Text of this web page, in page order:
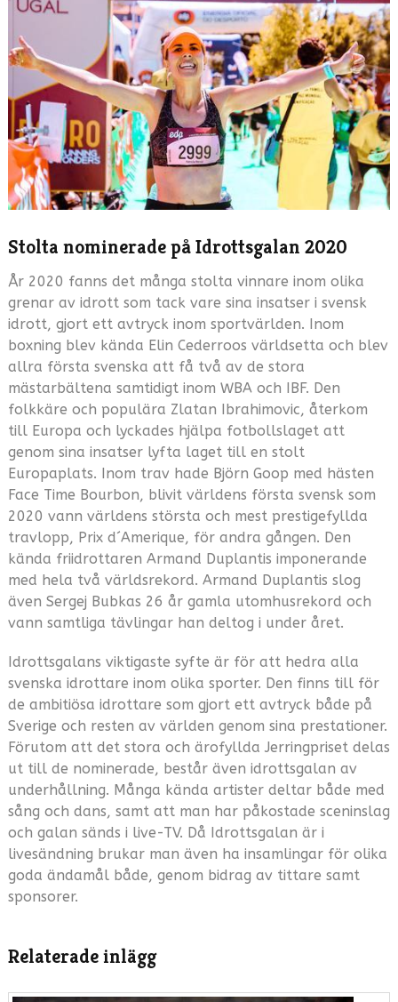
Stolta nominerade på Idrottsgalan 2020
År 2020 fanns det många stolta vinnare inom olika
grenar av idrott som tack vare sina insatser i svensk
idrott, gjort ett avtryck inom sportvärlden. Inom
boxning blev kända Elin Cederroos världsetta och blev
allra första svenska att få två av de stora
mästarbältena samtidigt inom WBA och IBF. Den
folkkäre och populära Zlatan Ibrahimovic, återkom
till Europa och lyckades hjälpa fotbollslaget att
genom sina insatser lyfta laget till en stolt
Europaplats. Inom trav hade Björn Goop med hästen
Face Time Bourbon, blivit världens första svensk som
2020 vann världens största och mest prestigefyllda
travlopp, Prix d´Amerique, för andra gången. Den
kända friidrottaren Armand Duplantis imponerande
med hela två världsrekord. Armand Duplantis slog
även Sergej Bubkas 26 år gamla utomhusrekord och
vann samtliga tävlingar han deltog i under året.
Idrottsgalans viktigaste syfte är för att hedra alla
svenska idrottare inom olika sporter. Den finns till för
de ambitiösa idrottare som gjort ett avtryck både på
Sverige och resten av världen genom sina prestationer.
Förutom att det stora och ärofyllda Jerringpriset delas
ut till de nominerade, består även idrottsgalan av
underhållning. Många kända artister deltar både med
sång och dans, samt att man har påkostade sceninslag
och galan sänds i live-TV. Då Idrottsgalan är i
livesändning brukar man även ha insamlingar för olika
goda ändamål både, genom bidrag av tittare samt
sponsorer.
Relaterade inlägg